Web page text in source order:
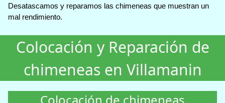
Desatascamos y reparamos las chimeneas que muestran un
mal rendimiento.
Colocación y Reparación de
chimeneas en Villamanin